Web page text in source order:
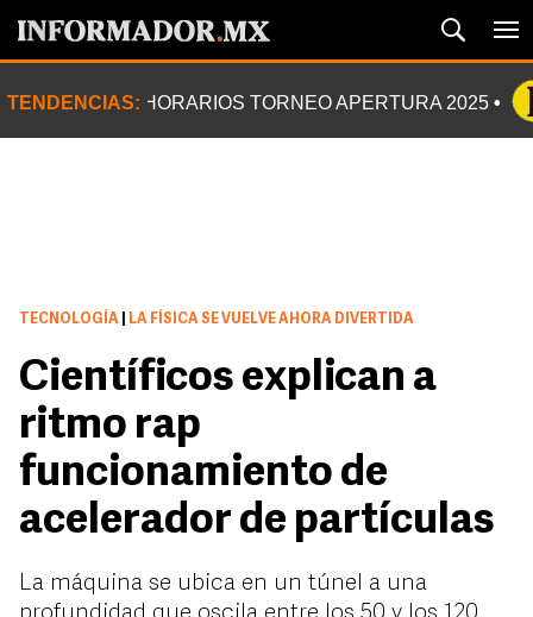
TENDENCIAS: HORARIOS TORNEO APERTURA 2025
TECNOLOGÍA LA FÍSICA SE VUELVE AHORA DIVERTIDA
Científicos explican a
ritmo rap
funcionamiento de
acelerador de partículas
La máquina se ubica en un túnel a una